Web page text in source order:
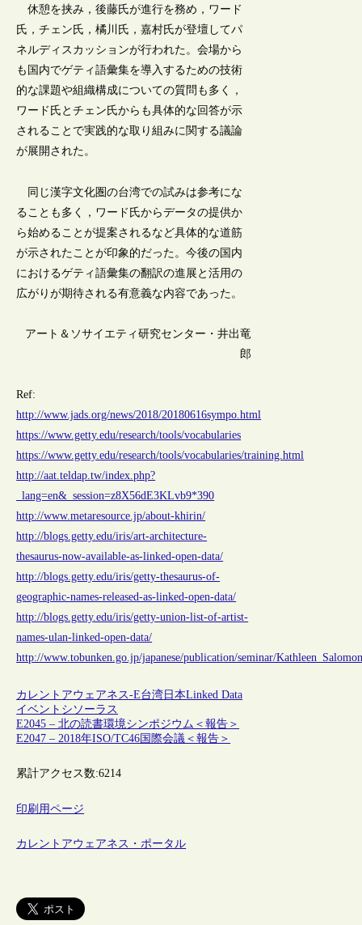
休憩を挟み，後藤氏が進行を務め，ワード
氏，チェン氏，橘川氏，嘉村氏が登壇してパ
ネルディスカッションが行われた。会場から
も国内でゲティ語彙集を導入するための技術
的な課題や組織構成についての質問も多く，
ワード氏とチェン氏からも具体的な回答が示
されることで実践的な取り組みに関する議論
が展開された。
同じ漢字文化圏の台湾での試みは参考にな
ることも多く，ワード氏からデータの提供か
ら始めることが提案されるなど具体的な道筋
が示されたことが印象的だった。今後の国内
におけるゲティ語彙集の翻訳の進展と活用の
広がりが期待される有意義な内容であった。
アート＆ソサイエティ研究センター・井出竜
郎
Ref:
http://www.jads.org/news/2018/20180616sympo.html
https://www.getty.edu/research/tools/vocabularies
https://www.getty.edu/research/tools/vocabularies/training.html
http://aat.teldap.tw/index.php?
_lang=en&_session=z8X56dE3KLvb9*390
http://www.metaresource.jp/about-khirin/
http://blogs.getty.edu/iris/art-architecture-
thesaurus-now-available-as-linked-open-data/
http://blogs.getty.edu/iris/getty-thesaurus-of-
geographic-names-released-as-linked-open-data/
http://blogs.getty.edu/iris/getty-union-list-of-artist-
names-ulan-linked-open-data/
http://www.tobunken.go.jp/japanese/publication/seminar/
カレントアウェアネス-E台湾 日本Linked Data
イベント シソーラス
E2045 – 北の読書環境シンポジウム＜報告＞
E2047 – 2018年ISO/TC46国際会議＜報告＞
累計アクセス数:6214
印刷用ページ
カレントアウェアネス・ポータル